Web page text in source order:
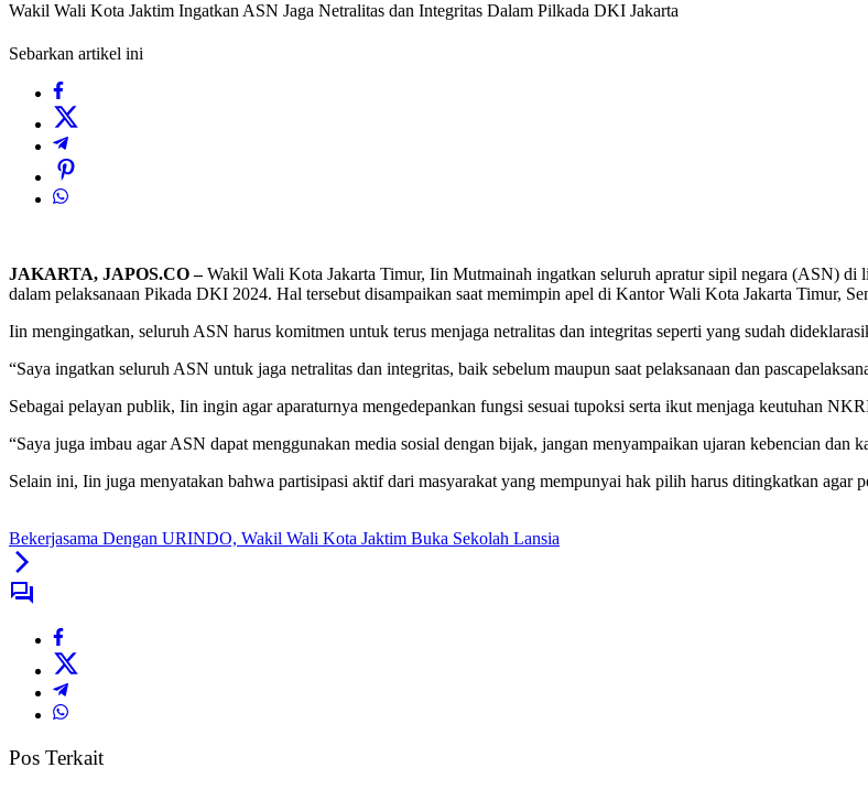
Wakil Wali Kota Jaktim Ingatkan ASN Jaga Netralitas dan Integritas Dalam Pilkada DKI Jakarta
Sebarkan artikel ini
JAKARTA, JAPOS.CO –Wakil Wali Kota Jakarta Timur, Iin Mutmainah ingatkan seluruh apratur sipil negara (ASN) di
dalam pelaksanaan Pikada DKI 2024. Hal tersebut disampaikan saat memimpin apel di Kantor Wali Kota Jakarta Timur,
Iin mengingatkan, seluruh ASN harus komitmen untuk terus menjaga netralitas dan integritas seperti yang sudah
“Saya ingatkan seluruh ASN untuk jaga netralitas dan integritas, baik sebelum maupun saat pelaksanaan dan
Sebagai pelayan publik, Iin ingin agar aparaturnya mengedepankan fungsi sesuai tupoksi serta ikut menjaga keutuhan
“Saya juga imbau agar ASN dapat menggunakan media sosial dengan bijak, jangan menyampaikan ujaran kebencian dan
Selain ini, Iin juga menyatakan bahwa partisipasi aktif dari masyarakat yang mempunyai hak pilih harus ditingkatkan agar
Bekerjasama Dengan URINDO, Wakil Wali Kota Jaktim Buka Sekolah Lansia
Pos Terkait